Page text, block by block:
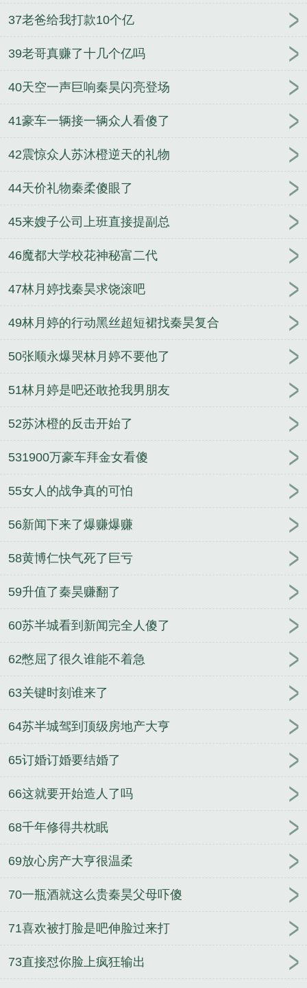
37老爸给我打款10个亿
39老哥真赚了十几个亿吗
40天空一声巨响秦昊闪亮登场
41豪车一辆接一辆众人看傻了
42震惊众人苏沐橙逆天的礼物
44天价礼物秦柔傻眼了
45来嫂子公司上班直接提副总
46魔都大学校花神秘富二代
47林月婷找秦昊求饶滚吧
49林月婷的行动黑丝超短裙找秦昊复合
50张顺永爆哭林月婷不要他了
51林月婷是吧还敢抢我男朋友
52苏沐橙的反击开始了
531900万豪车拜金女看傻
55女人的战争真的可怕
56新闻下来了爆赚爆赚
58黄博仁快气死了巨亏
59升值了秦昊赚翻了
60苏半城看到新闻完全人傻了
62憋屈了很久谁能不着急
63关键时刻谁来了
64苏半城驾到顶级房地产大亨
65订婚订婚要结婚了
66这就要开始造人了吗
68千年修得共枕眠
69放心房产大亨很温柔
70一瓶酒就这么贵秦昊父母吓傻
71喜欢被打脸是吧伸脸过来打
73直接怼你脸上疯狂输出